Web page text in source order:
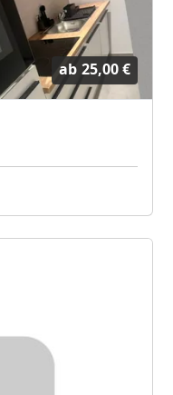
ab 25,00 €